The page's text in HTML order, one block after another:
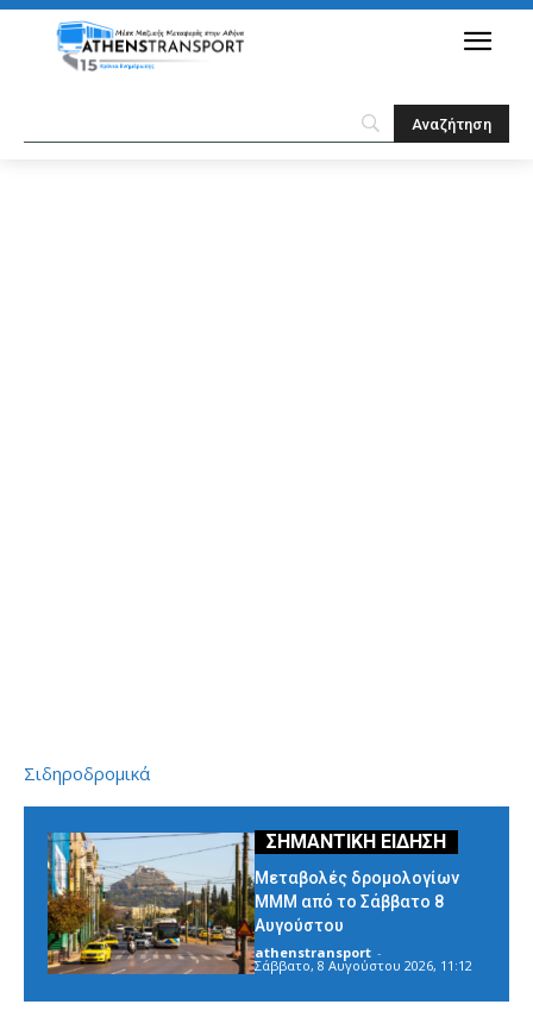
Σιδηροδρομικά
Μεταβολές δρομολογίων
ΜΜΜ από το Σάββατο 8
Αυγούστου
athenstransport -
Σάββατο, 8 Αυγούστου 2026, 11:12